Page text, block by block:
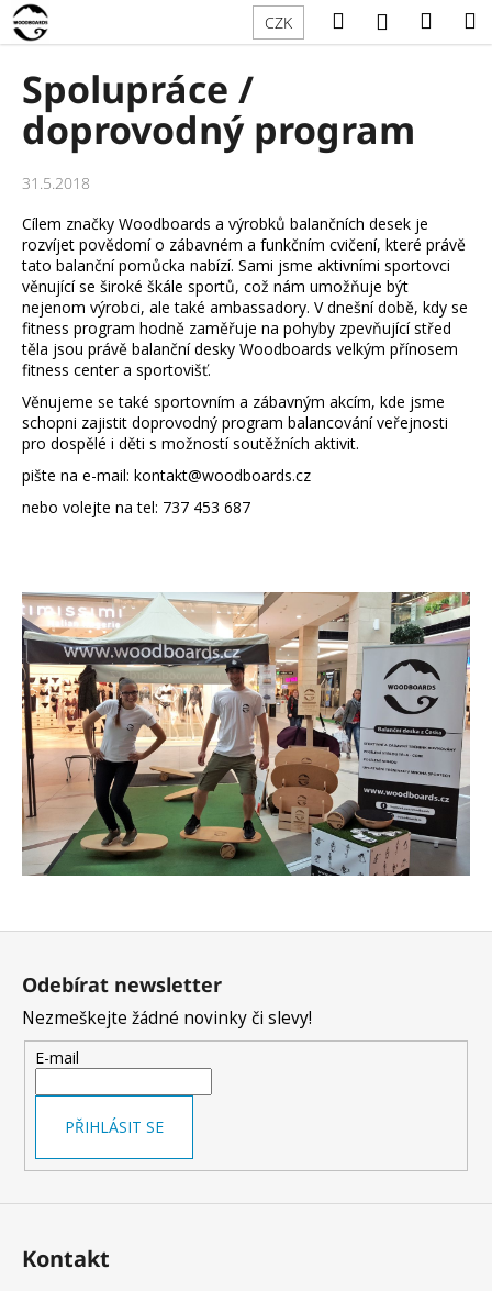
Přejít
na
obsah
CZK HledatPřihlášení
Spolupráce /
doprovodný program
31.5.2018
Cílem značky Woodboards a výrobků balančních desek je
rozvíjet povědomí o zábavném a funkčním cvičení, které právě
tato balanční pomůcka nabízí. Sami jsme aktivními sportovci
věnující se široké škále sportů, což nám umožňuje být
nejenom výrobci, ale také ambassadory. V dnešní době, kdy se
fitness program hodně zaměřuje na pohyby zpevňující střed
těla jsou právě balanční desky Woodboards velkým přínosem
fitness center a sportovišť.
Věnujeme se také sportovním a zábavným akcím, kde jsme
schopni zajistit doprovodný program balancování veřejnosti
pro dospělé i děti s možností soutěžních aktivit.
pište na e-mail: kontakt@woodboards.cz
nebo volejte na tel: 737 453 687
K
o
C
o
p
t
ř
e
b
u
j
e
t
e
n
a
t
?
HLEDAT
D
o
r
č
u
j
BALANČNÍ
WOODBOARDS
MOUNTAINWAVE
KOMPLET
Odebírat newsletter
Nezmeškejte žádné novinky či slevy!
E-mail
PŘIHLÁSIT SE
Kontakt